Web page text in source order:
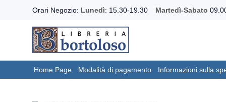
Orari Negozio: Lunedì: 15.30-19.30 Martedì-Sabato
Home Page Modalità di pagamento Informazioni sulla